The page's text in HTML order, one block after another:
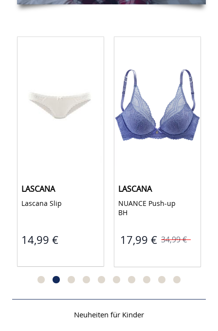
LASCANA
NUANCE Push-up
17,99 €
LASCANA
LASCANA Push-up
BH
39,99 €
Neuheiten für Kinder